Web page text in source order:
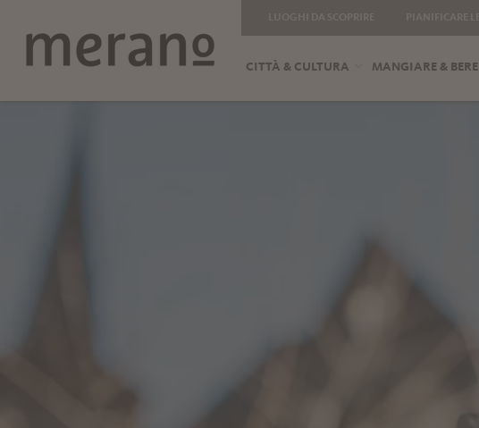
CITTÀ & CULTURA MANGIARE & BERE